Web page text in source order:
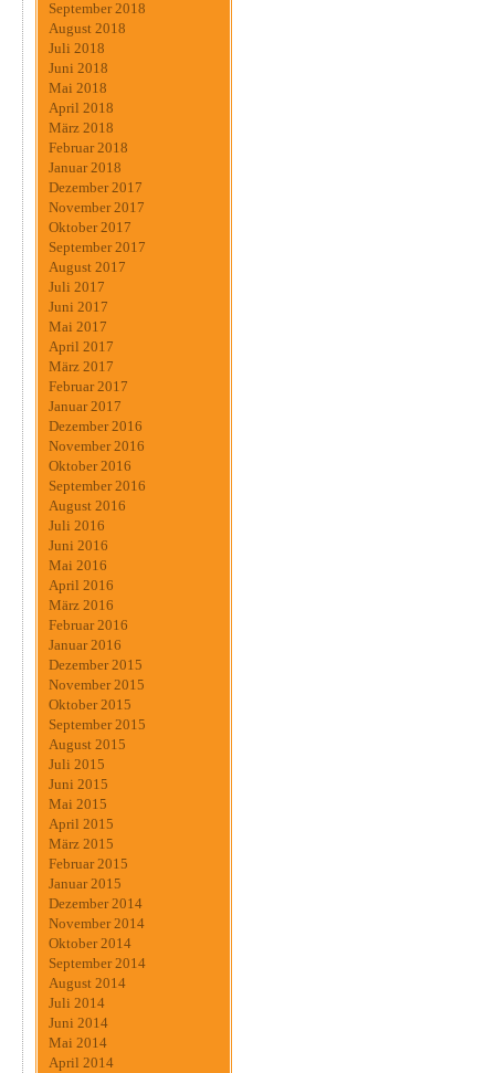
September 2018
August 2018
Juli 2018
Juni 2018
Mai 2018
April 2018
März 2018
Februar 2018
Januar 2018
Dezember 2017
November 2017
Oktober 2017
September 2017
August 2017
Juli 2017
Juni 2017
Mai 2017
April 2017
März 2017
Februar 2017
Januar 2017
Dezember 2016
November 2016
Oktober 2016
September 2016
August 2016
Juli 2016
Juni 2016
Mai 2016
April 2016
März 2016
Februar 2016
Januar 2016
Dezember 2015
November 2015
Oktober 2015
September 2015
August 2015
Juli 2015
Juni 2015
Mai 2015
April 2015
März 2015
Februar 2015
Januar 2015
Dezember 2014
November 2014
Oktober 2014
September 2014
August 2014
Juli 2014
Juni 2014
Mai 2014
April 2014